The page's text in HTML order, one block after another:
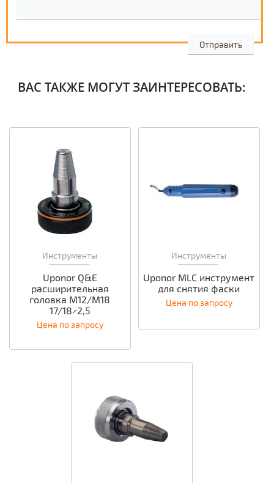
ВАС ТАКЖЕ МОГУТ ЗАИНТЕРЕСОВАТЬ:
Инструменты
Uponor Q&E
расширительная
головка M12/M18
17/18×2,5
Цена по запросу
Инструменты
Uponor MLC инструмент
для снятия фаски
Цена по запросу